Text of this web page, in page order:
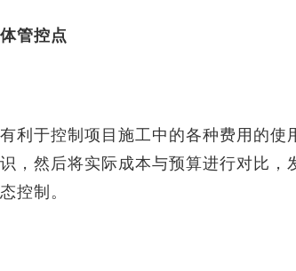
管控点
于控制项目施工中的各种费用的使
，然后将实际成本与预算进行对比，
控制。